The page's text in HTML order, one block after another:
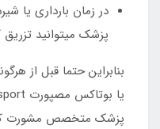
در زمان بارداری یا
پزشک میتوانید تزریق
بنابراین حتما قبل از
پزشک متخصص مشورت